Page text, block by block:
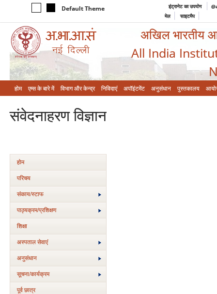
Default Theme इंट्रानेट का उपयोग
मेल
साइटमैप
अखिल भारतीय
All India
होम एम्‍स के बारे में विभाग और केन्‍द्र निविदाएं अपॉइंटमेंट अनुसंधान पुस्तकालय
संवेदनाहरण विज्ञान
होम
परिचय
संकाय/स्‍टाफ
पाठ्यक्रम/प्रशिक्षण
शिक्षा
अस्‍पताल सेवाएं
अनुसंधान
सूचना/कार्यक्रम
पूर्व छात्र